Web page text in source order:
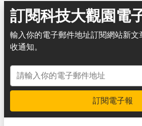
訂閱科技大觀園電
輸入你的電子郵件地址訂閱網站新文
收通知。
電子郵件地址
訂閱電子報